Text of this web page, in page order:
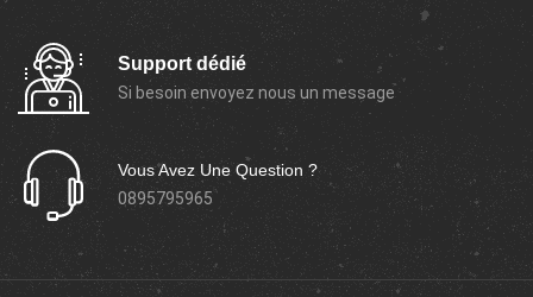
Support dédié
Si besoin envoyez nous un message
Vous Avez Une Question ?
0895795965